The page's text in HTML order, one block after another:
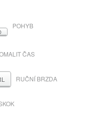
POHYB
ČAS
RUČNÍ BRZDA